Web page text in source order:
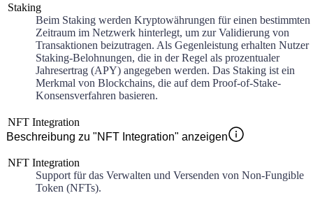
Staking
Beim Staking werden Kryptowährungen für einen bestimmten
Zeitraum im Netzwerk hinterlegt, um zur Validierung von
Transaktionen beizutragen. Als Gegenleistung erhalten Nutzer
Staking-Belohnungen, die in der Regel als prozentualer
Jahresertrag (APY) angegeben werden. Das Staking ist ein
Merkmal von Blockchains, die auf dem Proof-of-Stake-
Konsensverfahren basieren.
NFT Integration
Beschreibung zu "NFT Integration" anzeigen
NFT Integration
Support für das Verwalten und Versenden von Non-Fungible
Token (NFTs).